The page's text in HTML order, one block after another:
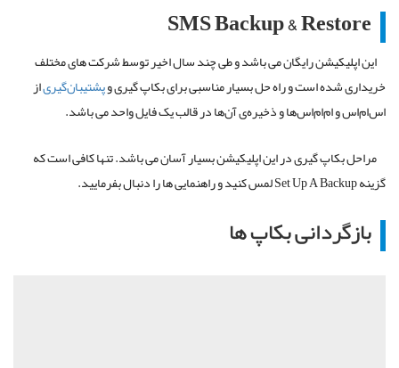
SMS Backup & Restore
این اپلیکیشن رایگان می باشد و طی چند سال اخیر توسط شرکت های مختلف
خریداری شده است و راه حل بسیار مناسبی برای بکاپ گیری وپشتیبان‌گیریاز
اس‌ام‌اس و ام‌ام‌اس‌ها و ذخیره‌ی آن‌ها در قالب یک فایل واحد می باشد.
مراحل بکاپ گیری در این اپلیکیشن بسیار آسان می باشد. تنها کافی است که
گزینهSet Up A Backupلمس کنید و راهنمایی ها را دنبال بفرمایید.
بازگردانی بکاپ ها